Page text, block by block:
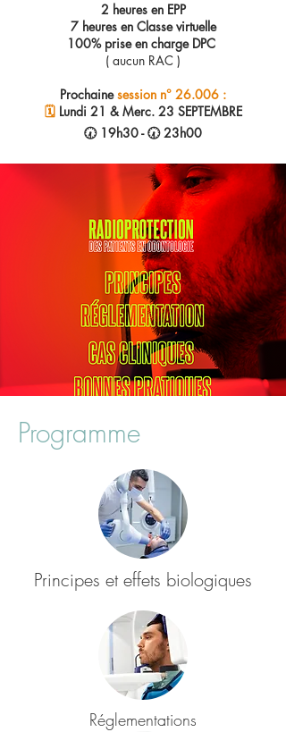
2 heures en EPP
7 heures en Classe virtuelle
100% prise en charge DPC
( aucun RAC )
Prochainesession n° 26.006 :
🗓️​ Lundi 21 & Merc. 23 SEPTEMBRE
🕢 19h30 - 🕢 23h00
Programme
Principes et effets biologiques
Réglementations